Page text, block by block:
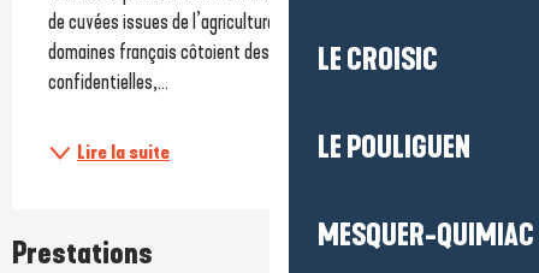
LE CROISIC
LE POULIGUEN
MESQUER-QUIMIAC
de cuvées issues de l’agriculture biologique. Les grands
domaines français côtoient des découvertes plus
confidentielles,...
Lire la suite
Prestations